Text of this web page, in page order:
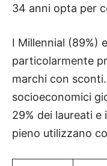
34 anni opta per
I Millennial (89%)
particolarmente
marchi con
socioeconomici
29% dei laureati
pieno utilizzano